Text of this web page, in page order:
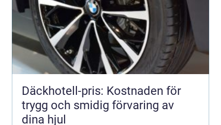
Däckhotell-pris: Kostnaden för
trygg och smidig förvaring av
dina hjul